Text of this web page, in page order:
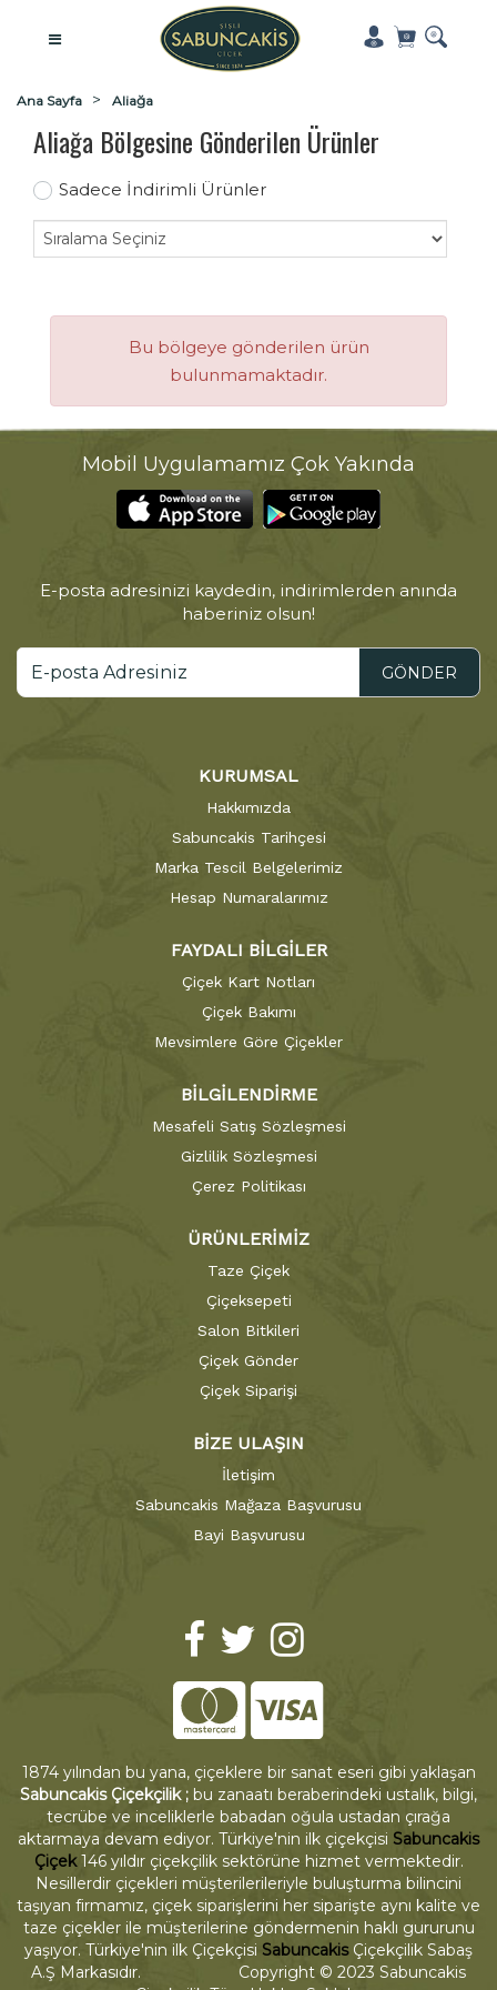
Ana Sayfa Aliağa
Aliağa Bölgesine Gönderilen Ürünler
Sadece İndirimli Ürünler
Bu bölgeye gönderilen ürün
bulunmamaktadır.
Mobil Uygulamamız Çok Yakında
E-posta adresinizi kaydedin, indirimlerden anında
haberiniz olsun!
GÖNDER
KURUMSAL
Hakkımızda
Sabuncakis Tarihçesi
Marka Tescil Belgelerimiz
Hesap Numaralarımız
FAYDALI BİLGİLER
Çiçek Kart Notları
Çiçek Bakımı
Mevsimlere Göre Çiçekler
BİLGİLENDİRME
Mesafeli Satış Sözleşmesi
Gizlilik Sözleşmesi
Çerez Politikası
ÜRÜNLERİMİZ
Taze Çiçek
Çiçeksepeti
Salon Bitkileri
Çiçek Gönder
Çiçek Siparişi
BİZE ULAŞIN
İletişim
Sabuncakis Mağaza Başvurusu
Bayi Başvurusu
1874 yılından bu yana, çiçeklere bir sanat eseri gibi yaklaşan
Sabuncakis Çiçekçilik ; bu zanaatı beraberindeki ustalık, bilgi,
tecrübe ve inceliklerle babadan oğula ustadan çırağa
aktarmaya devam ediyor. Türkiye'nin ilk çiçekçisi Sabuncakis
Çiçek146 yıldır çiçekçilik sektörüne hizmet vermektedir.
Nesillerdir çiçekleri müşterilerileriyle buluşturma bilincini
taşıyan firmamız, çiçek siparişlerini her siparişte aynı kalite ve
taze çiçekler ile müşterilerine göndermenin haklı gururunu
yaşıyor. Türkiye'nin ilk Çiçekçisi SabuncakisÇiçekçilik Sabaş
A.Ş Markasıdır. Copyright © 2023 Sabuncakis